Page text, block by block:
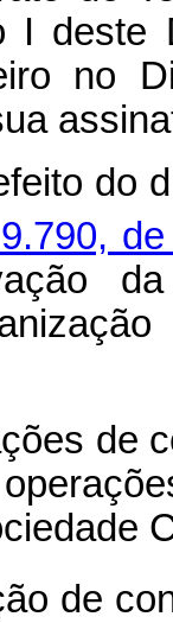
I deste
no
do
de
de
de